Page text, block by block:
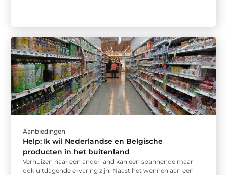
Aanbiedingen
Help: Ik wil Nederlandse en Belgische
producten in het buitenland
Verhuizen naar een ander land kan een spannende maar
ook uitdagende ervaring zijn. Naast het wennen aan een